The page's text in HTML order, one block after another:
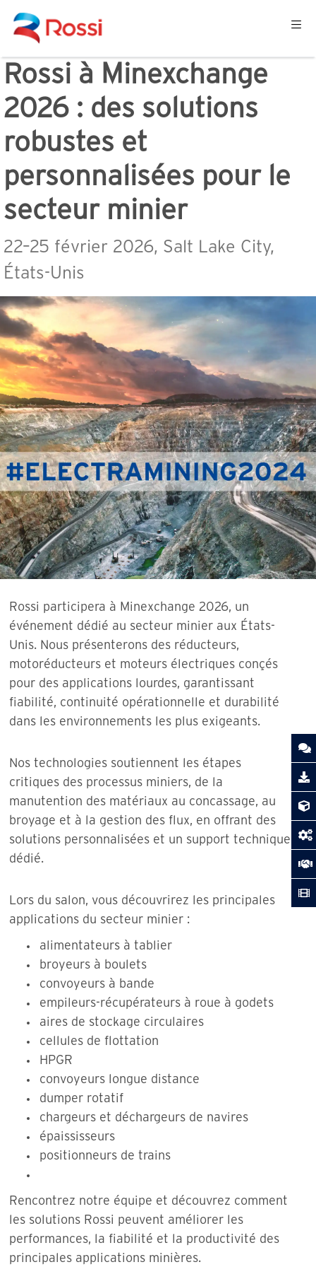
Rossi à Minexchange
2026 : des solutions
robustes et
personnalisées pour le
secteur minier
22–25 février 2026, Salt Lake City,
États-Unis
Rossi participera à Minexchange 2026, un
événement dédié au secteur minier aux États-
Unis. Nous présenterons des réducteurs,
motoréducteurs et moteurs électriques conçés
pour des applications lourdes, garantissant
fiabilité, continuité opérationnelle et durabilité
dans les environnements les plus exigeants.
Nos technologies soutiennent les étapes
critiques des processus miniers, de la
manutention des matériaux au concassage, au
broyage et à la gestion des flux, en offrant des
solutions personnalisées et un support technique
dédié.
Lors du salon, vous découvrirez les principales
applications du secteur minier :
alimentateurs à tablier
broyeurs à boulets
convoyeurs à bande
empileurs-récupérateurs à roue à godets
aires de stockage circulaires
cellules de flottation
HPGR
convoyeurs longue distance
dumper rotatif
chargeurs et déchargeurs de navires
épaississeurs
positionneurs de trains
Rencontrez notre équipe et découvrez comment
les solutions Rossi peuvent améliorer les
performances, la fiabilité et la productivité des
principales applications minières.